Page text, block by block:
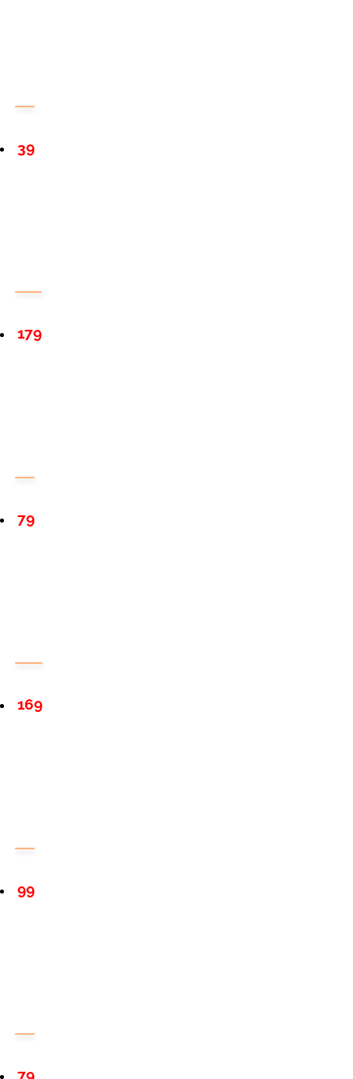
39
179
79
169
99
79